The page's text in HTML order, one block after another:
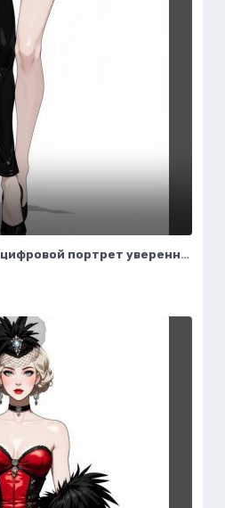
Элегантный показ мод: цифровой портрет уверенной в себе женщины. Изображение из нейронной сети Flux.1